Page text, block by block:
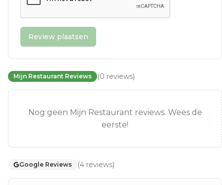
Review plaatsen
Mijn Restaurant Reviews (0 reviews)
Nog geen Mijn Restaurant reviews. Wees de
eerste!
Google Reviews (4 reviews)